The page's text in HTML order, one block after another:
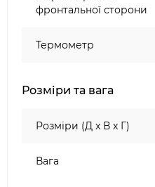
фронтальної сторони
Термометр
Розміри та вага
Розміри (Д x В x Г)
Вага